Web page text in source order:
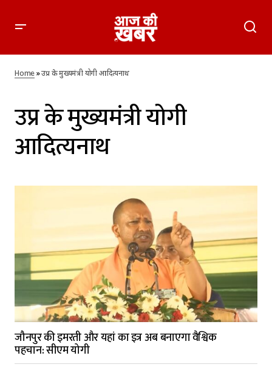
Home»उप्र के मुख्यमंत्री योगी आदित्यनाथ
उप्र के मुख्यमंत्री योगी
आदित्यनाथ
जौनपुर की इमरती और यहां का इत्र अब बनाएगा वैश्विक
पहचान: सीएम योगी